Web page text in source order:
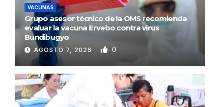
VACUNAS
Grupo asesor técnico de la OMS recomienda
evaluar la vacuna Ervebo contra virus
Bundibugyo
AGOSTO 7, 2026 0